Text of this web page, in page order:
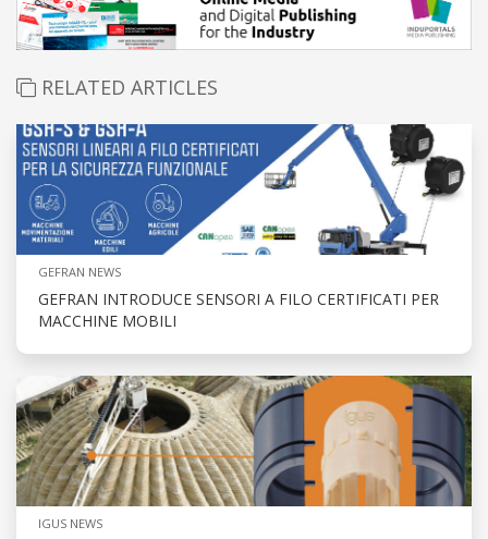
RELATED ARTICLES
GEFRAN NEWS
GEFRAN INTRODUCE SENSORI A FILO CERTIFICATI PER
MACCHINE MOBILI
IGUS NEWS